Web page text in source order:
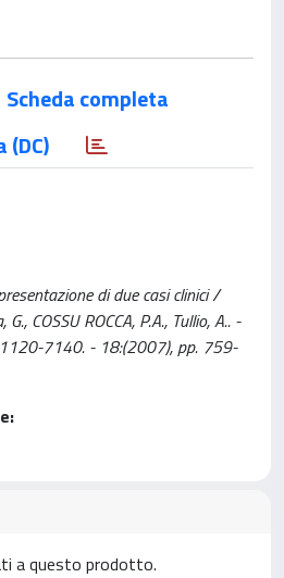
Scheda completa
(DC)
di due casi clinici /
COSSU ROCCA, P.A., Tullio, A.. -
1120-7140. - 18:(2007), pp. 759-
a questo prodotto.